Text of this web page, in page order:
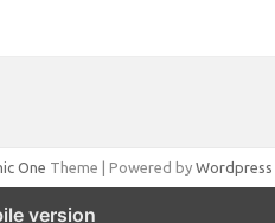
One Theme | Powered by Wordpress
version